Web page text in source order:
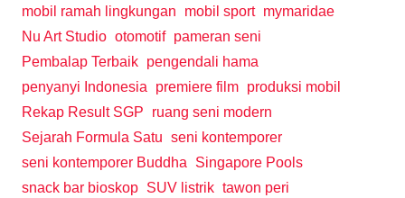
mobil ramah lingkungan
mobil sport mymaridae
Nu Art Studio otomotif pameran seni
Pembalap Terbaik pengendali hama
penyanyi Indonesia
premiere film produksi mobil
Rekap Result SGP
ruang seni modern
Sejarah Formula Satu seni kontemporer
seni kontemporer Buddha
Singapore Pools
snack bar bioskop SUV listrik tawon peri